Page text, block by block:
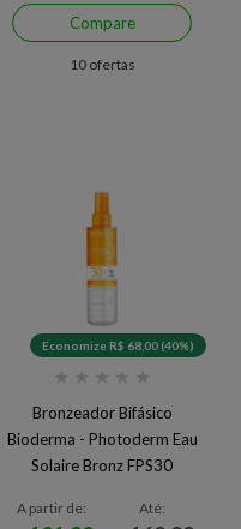
Compare
10 ofertas
Economize R$ 68,00 (40%)
★ ★ ★ ★ ★
Bronzeador Bifásico
Bioderma - Photoderm Eau
Solaire Bronz FPS30
A partir de:
Até: